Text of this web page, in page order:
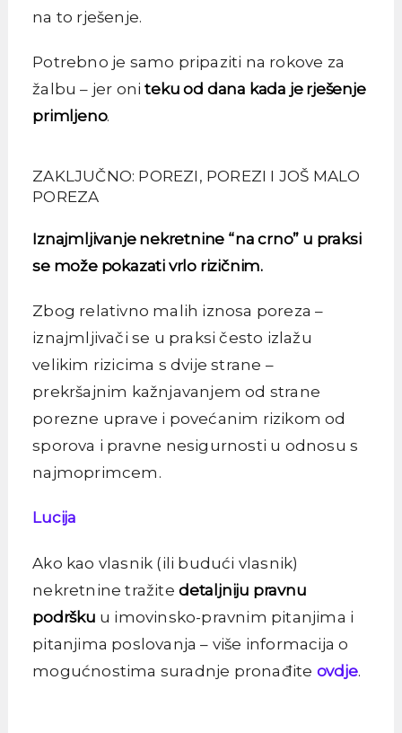
na to rješenje.
Potrebno je samo pripaziti na rokove za
žalbu – jer oniteku od dana kada je rješenje
primljeno.
ZAKLJUČNO: POREZI, POREZI I JOŠ MALO
POREZA
Iznajmljivanje nekretnine “na crno” u praksi
se može pokazati vrlo rizičnim.
Zbog relativno malih iznosa poreza –
iznajmljivači se u praksi često izlažu
velikim rizicima s dvije strane –
prekršajnim kažnjavanjem od strane
porezne uprave i povećanim rizikom od
sporova i pravne nesigurnosti u odnosu s
najmoprimcem.
Lucija
Ako kao vlasnik (ili budući vlasnik)
nekretnine tražite detaljniju pravnu
podršku u imovinsko-pravnim pitanjima i
pitanjima poslovanja – više informacija o
mogućnostima suradnje pronađite ovdje.